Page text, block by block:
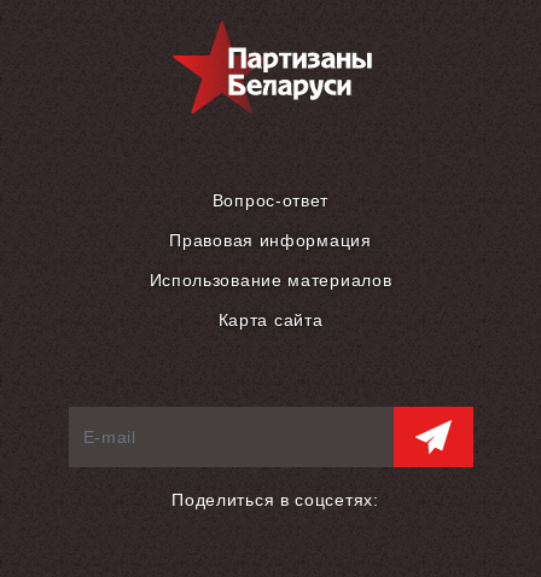
Вопрос-ответ
Правовая информация
Использование материалов
Карта сайта
Поделиться в соцсетях: